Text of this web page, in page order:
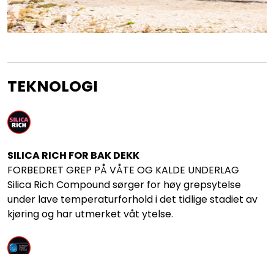
TEKNOLOGI
SILICA RICH FOR BAK DEKK
FORBEDRET GREP PÅ VÅTE OG KALDE UNDERLAG
Silica Rich Compound sørger for høy grepsytelse
under lave temperaturforhold i det tidlige stadiet av
kjøring og har utmerket våt ytelse.